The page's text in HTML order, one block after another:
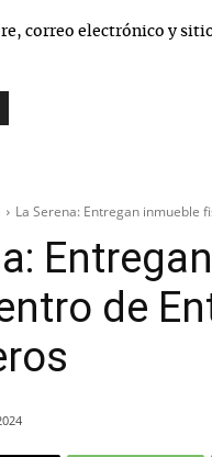
correo electrónico y